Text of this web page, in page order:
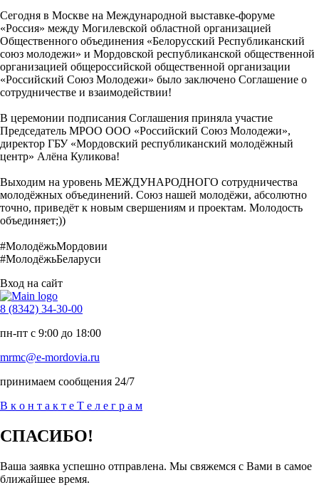
Сегодня в Москве на Международной выставке-форуме
«Россия» между Могилевской областной организацией
Общественного объединения «Белорусский Республиканский
союз молодежи» и Мордовской республиканской общественной
организацией общероссийской общественной организации
«Российский Союз Молодежи» было заключено Соглашение о
сотрудничестве и взаимодействии!
В церемонии подписания Соглашения приняла участие
Председатель МРОО ООО «Российский Союз Молодежи»,
директор ГБУ «Мордовский республиканский молодёжный
центр» Алёна Куликова!
Выходим на уровень МЕЖДУНАРОДНОГО сотрудничества
молодёжных объединений. Союз нашей молодёжи, абсолютно
точно, приведёт к новым свершениям и проектам. Молодость
объединяет;))
#МолодёжьМордовии
#МолодёжьБеларуси
Вход на сайт
8 (8342) 34-30-00
пн-пт с 9:00 до 18:00
mrmc@e-mordovia.ru
принимаем сообщения 24/7
В к о н т а к т е Т е л е г р а м
СПАСИБО!
Ваша заявка успешно отправлена. Мы свяжемся с Вами в самое
ближайшее время.